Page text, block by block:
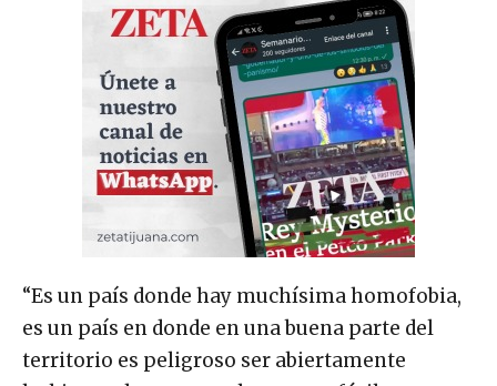
“Es un país donde hay muchísima homofobia,
es un país en donde en una buena parte del
territorio es peligroso ser abiertamente